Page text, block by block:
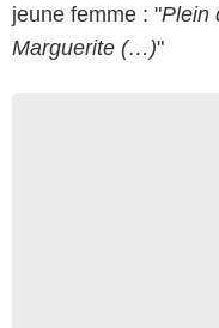
jeune femme : "Plein
Marguerite (…)"